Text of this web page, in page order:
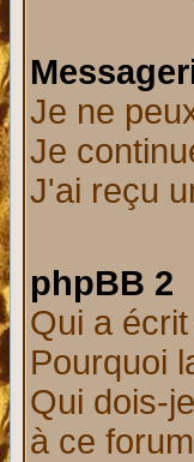
Je ne
Je
J'ai reçu
phpBB 2
Qui a
Pourquoi
Qui dois-
à ce